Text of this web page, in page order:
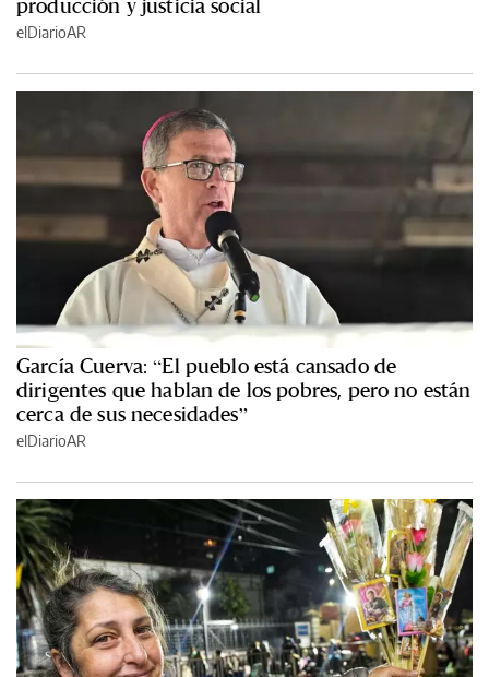
producción y justicia social
elDiarioAR
García Cuerva: “El pueblo está cansado de
dirigentes que hablan de los pobres, pero no están
cerca de sus necesidades”
elDiarioAR